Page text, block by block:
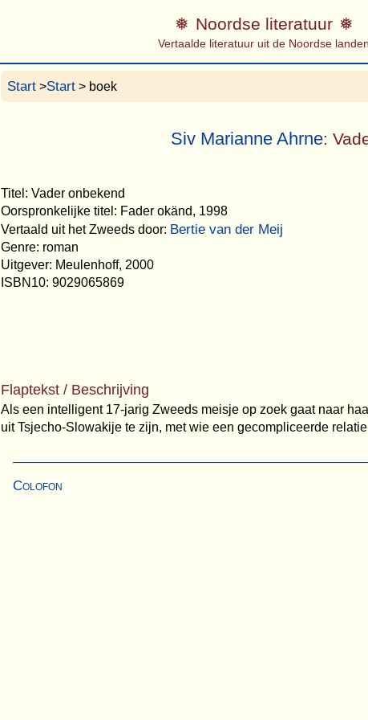
Noordse literatuur
Vertaalde literatuur uit de Noordse landen
Start >Start > boek
Siv Marianne Ahrne:
Titel: Vader onbekend
Oorspronkelijke titel: Fader okänd, 1998
Vertaald uit het Zweeds door: Bertie van der Meij
Genre: roman
Uitgever: Meulenhoff, 2000
ISBN10: 9029065869
Flaptekst / Beschrijving
Als een intelligent 17-jarig Zweeds meisje op zoek gaat naar
uit Tsjecho-Slowakije te zijn, met wie een gecompliceerde
Colofon